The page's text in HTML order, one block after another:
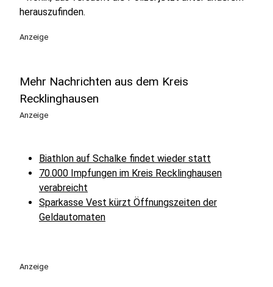
herauszufinden.
Anzeige
Mehr Nachrichten aus dem Kreis
Recklinghausen
Anzeige
Biathlon auf Schalke findet wieder statt
70.000 Impfungen im Kreis Recklinghausen
verabreicht
Sparkasse Vest kürzt Öffnungszeiten der
Geldautomaten
Anzeige